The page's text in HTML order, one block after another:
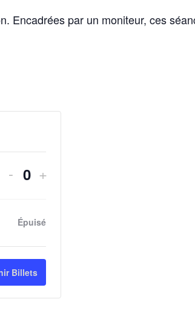
Encadrées par un moniteur, ces
- Quantité
+
Épuisé
Billets